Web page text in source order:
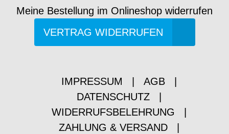
Meine Bestellung im Onlineshop widerrufen
VERTRAG WIDERRUFEN
IMPRESSUM AGB
DATENSCHUTZ
WIDERRUFSBELEHRUNG
ZAHLUNG & VERSAND